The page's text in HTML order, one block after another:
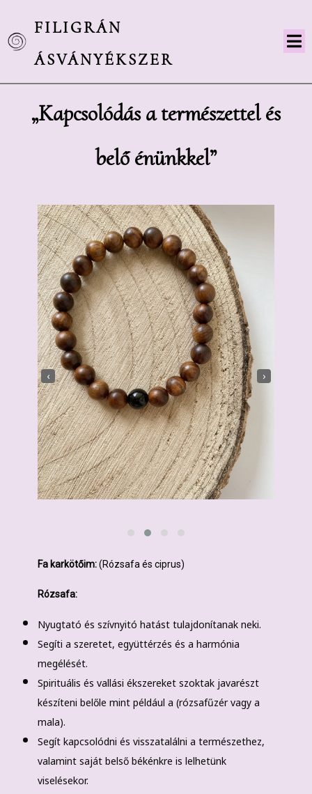
FILIGRÁN
ÁSVÁNYÉKSZER
„Kapcsolódás a természettel és
belő énünkkel”
‹ ›
Fa karkötőim:(Rózsafa és ciprus)
Rózsafa:
Nyugtató és szívnyitó hatást tulajdonítanak neki.
Segíti a szeretet, együttérzés és a harmónia
megélését.
Spirituális és vallási ékszereket szoktak javarészt
készíteni belőle mint például a (rózsafűzér vagy a
mala).
Segít kapcsolódni és visszatalálni a természethez,
valamint saját belső békénkre is lelhetünk
viselésekor.